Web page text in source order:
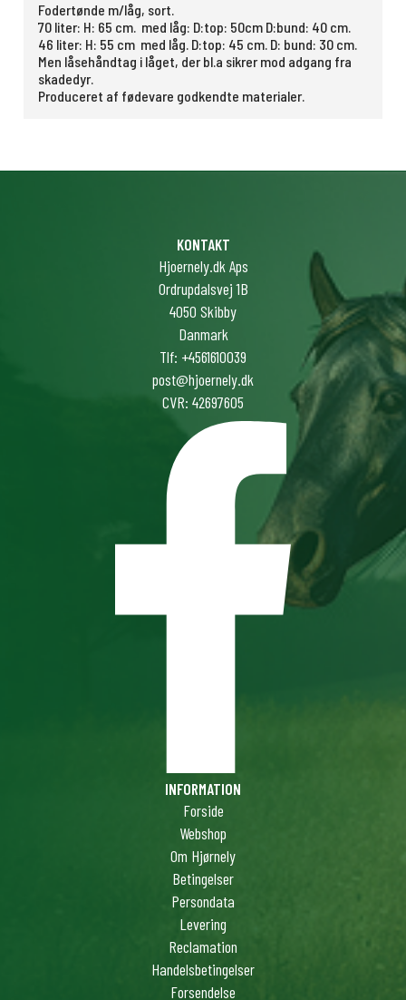
Fodertønde m/låg, sort.
70 liter: H: 65 cm. med låg: D:top: 50cm D:bund: 40 cm.
46 liter: H: 55 cm med låg. D:top: 45 cm. D: bund: 30 cm.
Men låsehåndtag i låget, der bl.a sikrer mod adgang fra
skadedyr.
Produceret af fødevare godkendte materialer.
KONTAKT
Hjoernely.dk Aps
Ordrupdalsvej 1B
4050 Skibby
Danmark
Tlf: +4561610039
post@hjoernely.dk
CVR: 42697605
INFORMATION
Forside
Webshop
Om Hjørnely
Betingelser
Persondata
Levering
Reclamation
Handelsbetingelser
Forsendelse